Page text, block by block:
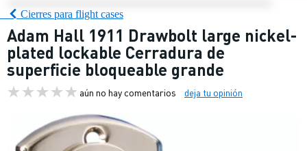
Cierres para flight cases
Adam Hall 1911 Drawbolt large nickel-
plated lockable Cerradura de
superficie bloqueable grande
aún no hay comentarios deja tu opinión